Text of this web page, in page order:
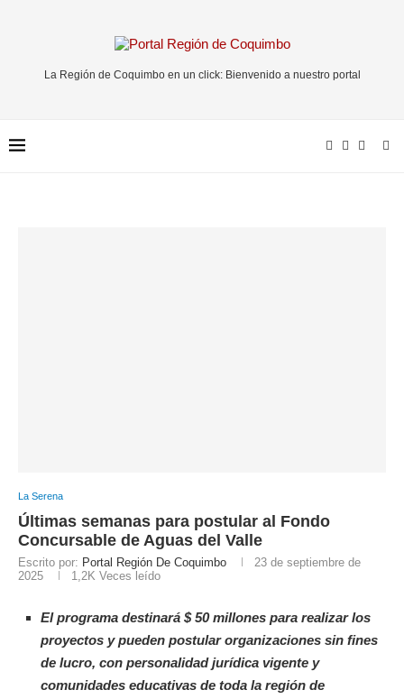
La Región de Coquimbo en un click: Bienvenido a nuestro portal
La Serena
Últimas semanas para postular al Fondo
Concursable de Aguas del Valle
Escrito por: Portal Región De Coquimbo
23 de septiembre de
2025
1,2K Veces leído
El programa destinará $ 50 millones para realizar los
proyectos y pueden postular organizaciones sin fines
de lucro, con personalidad jurídica vigente y
comunidades educativas de toda la región de